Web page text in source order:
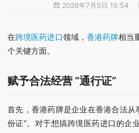
2026年7月5日 15:54
在跨境医药进口领域， 香港药牌相当
个关键方面。
赋予合法经营 “通行证”
首先，香港药牌是企业在香港合法从
份证”。对于想搞跨境医药进口的企